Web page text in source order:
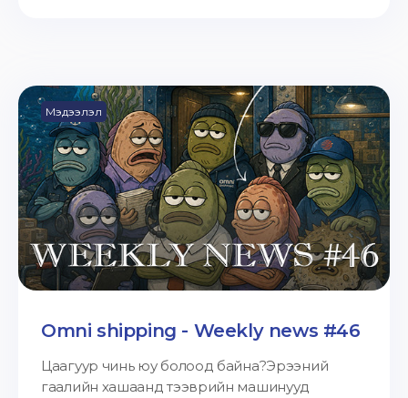
Мэдээлэл
Omni shipping - Weekly news #46
Цаагуур чинь юу болоод байна?Эрээний
гаалийн хашаанд тээврийн машинууд